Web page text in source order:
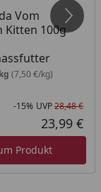
Vom
Kitten 100g
(7,50 €/kg)
-15% UVP28,48 €
23,99 €
Produkt